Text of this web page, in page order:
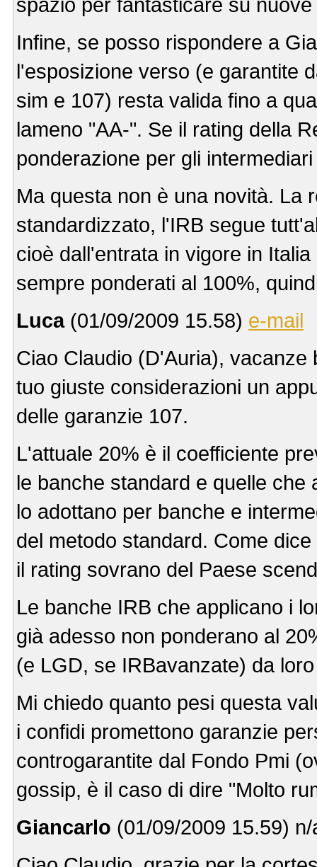
Infine, se posso rispondere a
l'esposizione verso (e garantite
sim e 107) resta valida fino a
lameno "AA-". Se il rating della
ponderazione per gli
Ma questa non è una novità. La
standardizzato, l'IRB segue
cioè dall'entrata in vigore in
sempre ponderati al 100%,
Luca(01/09/2009 15.58) e-mail
Ciao Claudio (D'Auria), vacanze
tuo giuste considerazioni un
delle garanzie 107.
L'attuale 20% è il coefficiente
le banche standard e quelle
lo adottano per banche e
del metodo standard. Come
il rating sovrano del Paese
Le banche IRB che applicano i
già adesso non ponderano al
(e LGD, se IRBavanzate) da
Mi chiedo quanto pesi questa
i confidi promettono garanzie
controgarantite dal Fondo Pmi
gossip, è il caso di dire "Molto
Giancarlo (01/09/2009 15.59) n/